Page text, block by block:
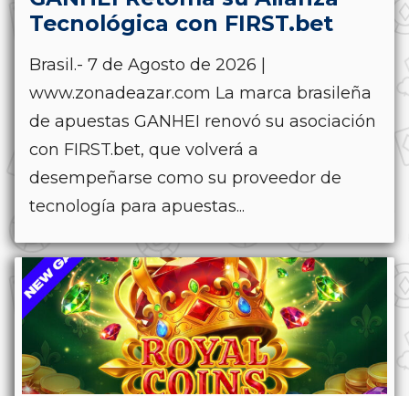
Tecnológica con FIRST.bet
Brasil.- 7 de Agosto de 2026 |
www.zonadeazar.com La marca brasileña
de apuestas GANHEI renovó su asociación
con FIRST.bet, que volverá a
desempeñarse como su proveedor de
tecnología para apuestas...